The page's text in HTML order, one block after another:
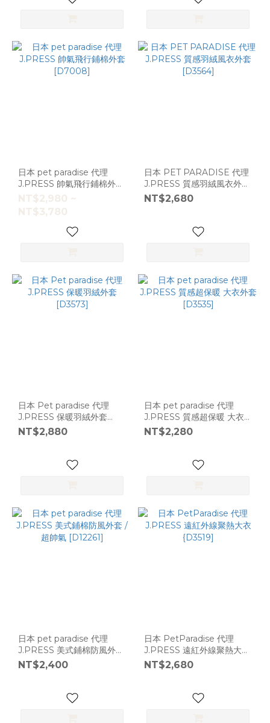
日本 pet paradise 代理
J.PRESS 帥氣飛行鋪棉外套
[D7008]
NT$2,980 ~
NT$3,780
日本 PET PARADISE 代理
J.PRESS 質感羽絨風衣外套
[D3564]
NT$2,680
日本 Pet paradise 代理
J.PRESS 保暖羽絨外套
[D3573]
NT$2,880
日本 pet paradise 代理
J.PRESS 質感超保暖 大衣
外套 [D3535]
NT$2,280
日本 pet paradise 代理
J.PRESS 美式鋪棉防風外套
/ 超帥氣 [D12261]
NT$2,400
日本 PetParadise 代理
J.PRESS 遠紅外線聚熱大衣
{D3519]
NT$2,680